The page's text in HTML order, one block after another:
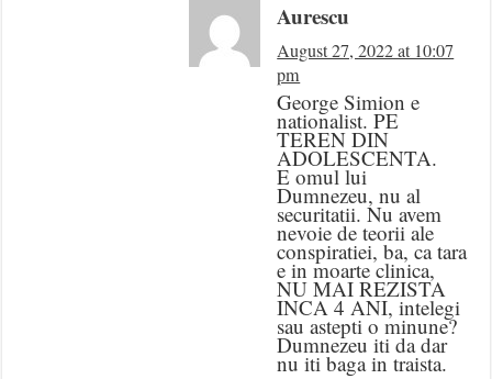
Aurescu
August 27, 2022 at 10:07
pm
George Simion e
nationalist. PE
TEREN DIN
ADOLESCENTA.
E omul lui
Dumnezeu, nu al
securitatii. Nu avem
nevoie de teorii ale
conspiratiei, ba, ca tara
e in moarte clinica,
NU MAI REZISTA
INCA 4 ANI, intelegi
sau astepti o minune?
Dumnezeu iti da dar
nu iti baga in traista.